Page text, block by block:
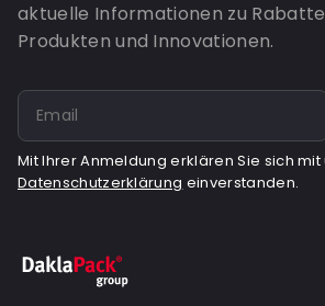
aktuelle Informationen zu
Produkten und Innovationen.
Mit Ihrer Anmeldung erklären Sie sich
Datenschutzerklärung einverstanden.